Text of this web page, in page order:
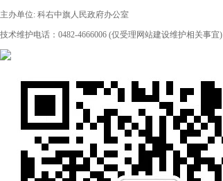
主办单位: 科右中旗人民政府办公室
技术维护电话：0482-4666006 (仅受理网站建设维护相关事宜)